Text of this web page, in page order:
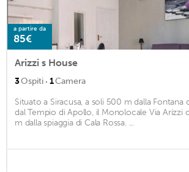
a partire da
85€
Arizzi s House
3Ospiti · 1Camera
Situato a Siracusa, a soli 500 m dalla Fontana
dal Tempio di Apollo, il Monolocale Via Arizzi
m dalla spiaggia di Cala Rossa. ...